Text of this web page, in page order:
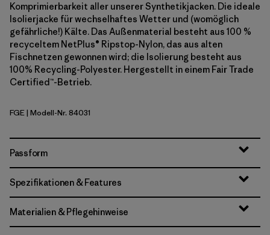
Komprimierbarkeit aller unserer Synthetikjacken. Die ideale
Isolierjacke für wechselhaftes Wetter und (womöglich
gefährliche!) Kälte. Das Außenmaterial besteht aus 100 %
recyceltem NetPlus® Ripstop-Nylon, das aus alten
Fischnetzen gewonnen wird; die Isolierung besteht aus
100% Recycling-Polyester. Hergestellt in einem Fair Trade
Certified™-Betrieb.
Forge Grey
FGE| Modell-Nr. 84031
Passform
Spezifikationen & Features
Materialien & Pflegehinweise